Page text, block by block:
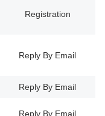
Registration
Reply By Email
Reply By Email
Reply By Email